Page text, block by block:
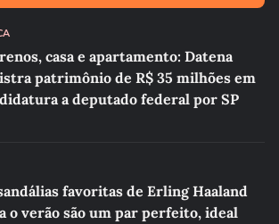
casa e apartamento: Datena
patrimônio de R$ 35 milhões em
a deputado federal por SP
favoritas de Erling Haaland
o verão são um par perfeito, ideal